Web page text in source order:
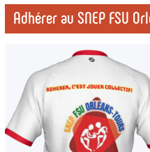
Adhérer au SNEP FSU